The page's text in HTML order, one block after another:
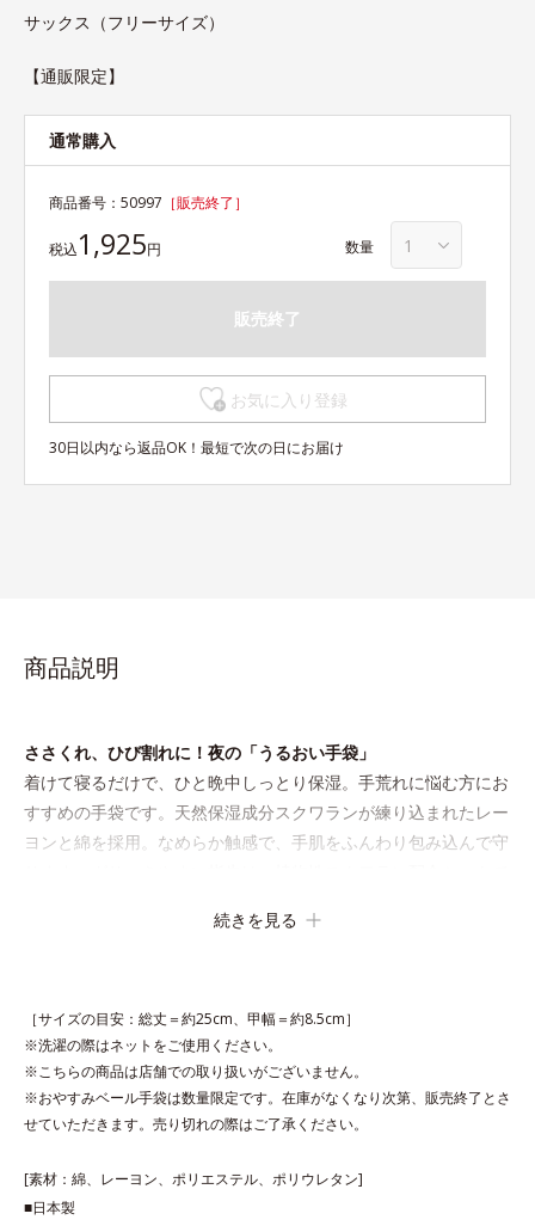
サックス（フリーサイズ）
【通販限定】
通常購入
商品番号： 50997 ［販売終了］
税込1,925円 数量
販売終了
お気に入り登録
30日以内なら返品OK！最短で次の日にお届け
商品説明
ささくれ、ひび割れに！夜の「うるおい手袋」
着けて寝るだけで、ひと晩中しっとり保湿。手荒れに悩む方にお
すすめの手袋です。天然保湿成分スクワランが練り込まれたレー
ヨンと綿を採用。なめらか触感で、手肌をふんわり包み込んで守
続きを見る
［サイズの目安：総丈＝約25cm、甲幅＝約8.5cm］
※洗濯の際はネットをご使用ください。
※こちらの商品は店舗での取り扱いがございません。
※おやすみベール手袋は数量限定です。在庫がなくなり次第、販売終了とさ
せていただきます。売り切れの際はご了承ください。
[素材：綿、レーヨン、ポリエステル、ポリウレタン]
■日本製